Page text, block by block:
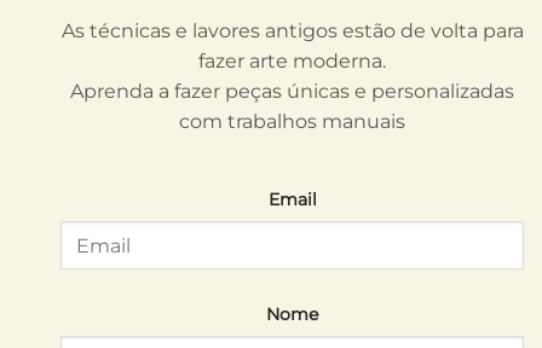
As técnicas e lavores antigos estão de volta para
fazer arte moderna.
Aprenda a fazer peças únicas e personalizadas
com trabalhos manuais
Email
Nome